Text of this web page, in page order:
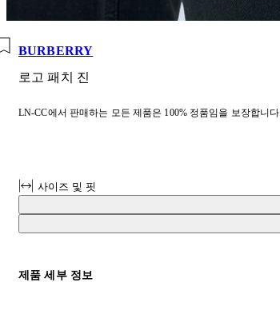
BURBERRY
로고 패치 진
LN-CC에서 판매하는 모든 제품은 100% 정품임을 보장합니다.
사이즈 및 핏
제품 세부 정보